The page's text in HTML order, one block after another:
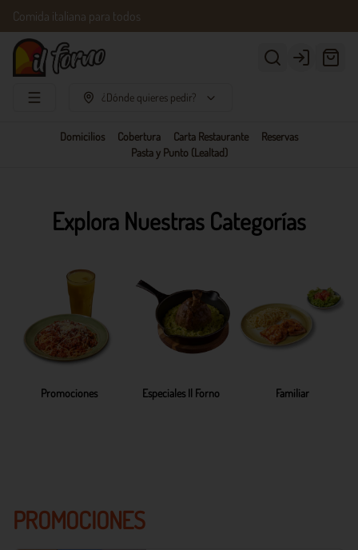
Comida italiana para todos
Login
¿Dónde quieres pedir?
Domicilios Cobertura Carta Restaurante
Reservas
Pasta y Punto (Lealtad)
Explora Nuestras Categorías
Promociones Especiales Il Forno Familiar
PROMOCIONES